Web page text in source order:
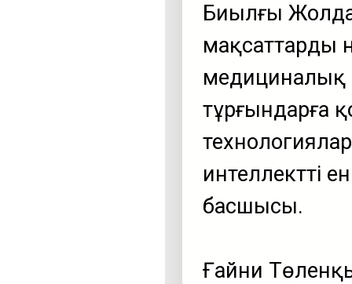
Биылғы
мақсаттарды
медициналық
тұрғындарға
интеллектті
басшысы.
Ғайни